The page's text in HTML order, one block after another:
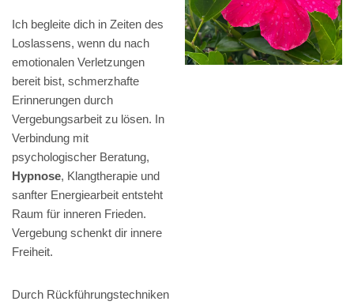
Ich begleite dich in Zeiten des
Loslassens, wenn du nach
emotionalen Verletzungen
bereit bist, schmerzhafte
Erinnerungen durch
Vergebungsarbeit zu lösen. In
Verbindung mit
psychologischer Beratung,
Hypnose, Klangtherapie und
sanfter Energiearbeit entsteht
Raum für inneren Frieden.
Vergebung schenkt dir innere
Freiheit.
Durch Rückführungstechniken